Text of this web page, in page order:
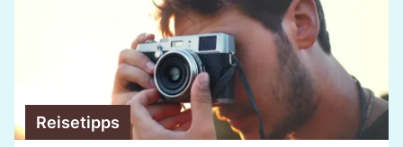
Reisetipps